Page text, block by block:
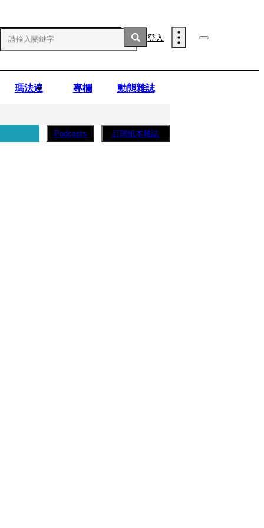
登入
瑪法達 專欄 動態雜誌
Podcasts 訂閱紙本雜誌